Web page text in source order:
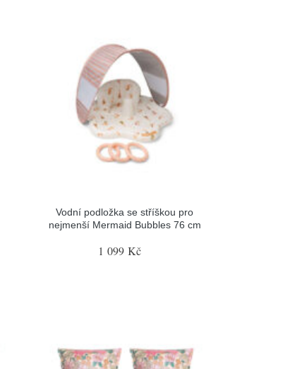
Vodní podložka se stříškou pro
nejmenší Mermaid Bubbles 76 cm
1 099 Kč